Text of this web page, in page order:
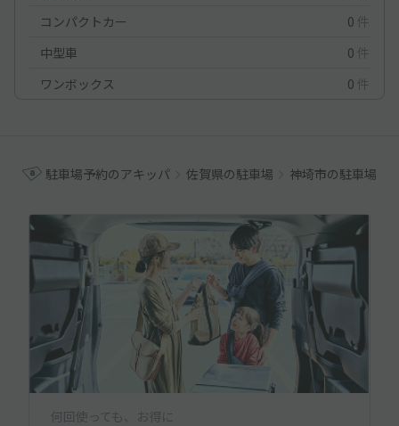
コンパクトカー
0 件
中型車
0 件
ワンボックス
0 件
駐車場予約のアキッパ 佐賀県の駐車場 神埼市の駐車場
何回使っても、お得に